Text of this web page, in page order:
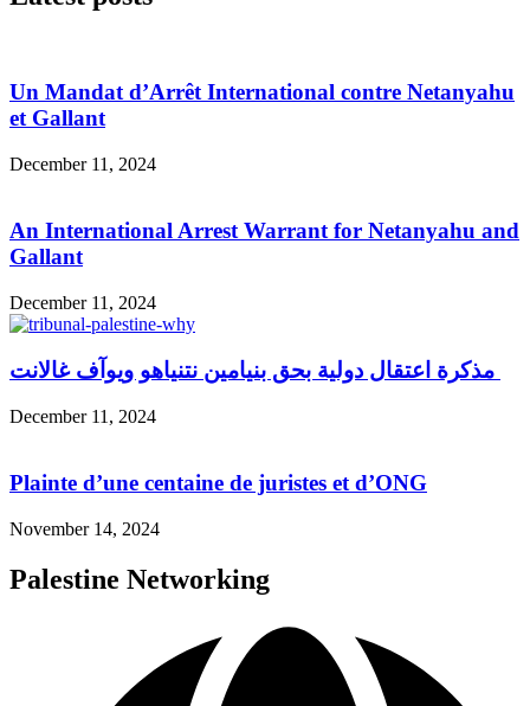
Un Mandat d’Arrêt International contre Netanyahu
et Gallant
December 11, 2024
An International Arrest Warrant for Netanyahu and
Gallant
December 11, 2024
December 11, 2024
Plainte d’une centaine de juristes et d’ONG
November 14, 2024
Palestine Networking